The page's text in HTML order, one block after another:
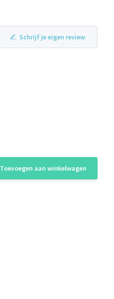
Schrijf je eigen review
Toevoegen aan winkelwagen